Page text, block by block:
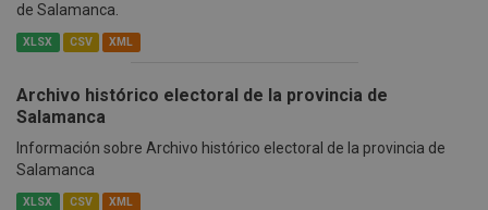
de Salamanca.
XLSX CSV XML
Archivo histórico electoral de la provincia de
Salamanca
Información sobre Archivo histórico electoral de la provincia de
Salamanca
XLSX CSV XML